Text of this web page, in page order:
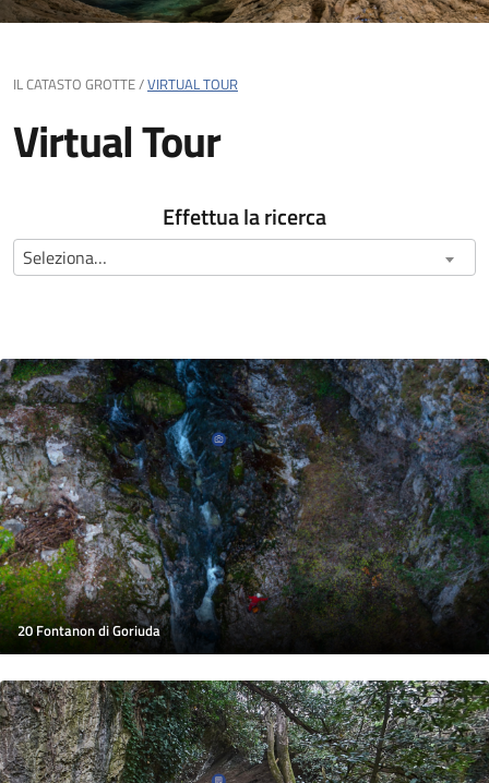
IL CATASTO GROTTE /VIRTUAL TOUR
Virtual Tour
Effettua la ricerca
Seleziona…
20 Fontanon di Goriuda